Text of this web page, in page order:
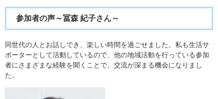
参加者の声～冨森 紀子さん～
同世代の人とお話しでき、楽しい時間を過ごせました。私も生活サ
ポーターとして活動しているので、他の地域活動を行っている参加
者にさまざまな経験を聞くことで、交流が深まる機会になりまし
た。